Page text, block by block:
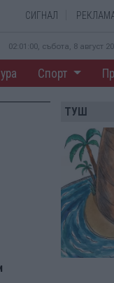
СИГНАЛ
02:01:01, събота, 8 август
Спорт
ТУШ